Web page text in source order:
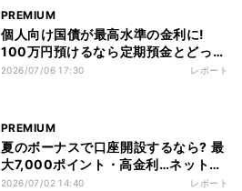
PREMIUM
個人向け国債が最高水準の金利に!
100万円預けるなら定期預金とどっち
がお得?
2026/07/06 17:30 レポート
PREMIUM
夏のボーナスで口座開設するなら? 最
大7,000ポイント・高金利…ネット銀
行5社を比較
2026/07/02 14:40 レポート